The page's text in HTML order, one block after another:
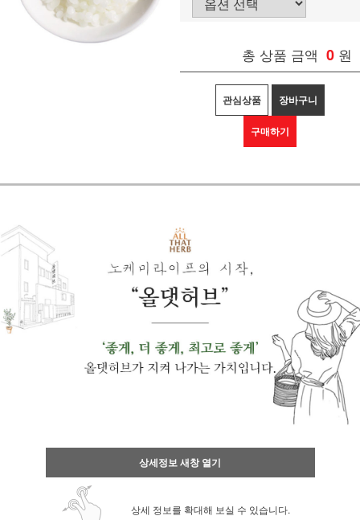
총 상품 금액 0 원
관심상품 장바구니
구매하기
상세정보 새창 열기
상세 정보를 확대해 보실 수 있습니다.